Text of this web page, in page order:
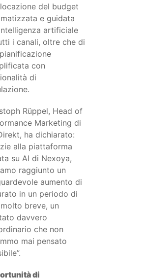
del budget
e guidata
artificiale
i canali, oltre che di
con
di
Rüppel, Head of
Marketing di
ha dichiarato:
alla piattaforma
su AI di Nexoya,
raggiunto un
aumento di
in un periodo di
breve, un
davvero
che non
mai pensato
di